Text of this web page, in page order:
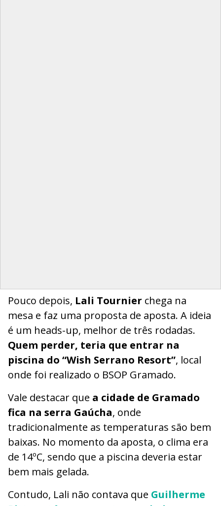
Pouco depois, Lali Tournier chega na
mesa e faz uma proposta de aposta. A ideia
é um heads-up, melhor de três rodadas.
Quem perder, teria que entrar na
piscina do “Wish Serrano Resort”, local
onde foi realizado o BSOP Gramado.
Vale destacar que a cidade de Gramado
fica na serra Gaúcha, onde
tradicionalmente as temperaturas são bem
baixas. No momento da aposta, o clima era
de 14ºC, sendo que a piscina deveria estar
bem mais gelada.
Contudo, Lali não contava que Guilherme